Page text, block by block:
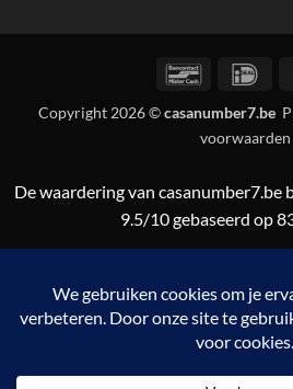
Bancontact
Copyright 2026 ©casanumber7.be
voorwaarden
De waardering van casanumber7.be
9.5/10 gebaseerd op